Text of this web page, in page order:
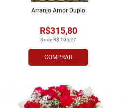
COMPRAR
3x de R$ 105,27
R$315,80
Arranjo Amor Duplo